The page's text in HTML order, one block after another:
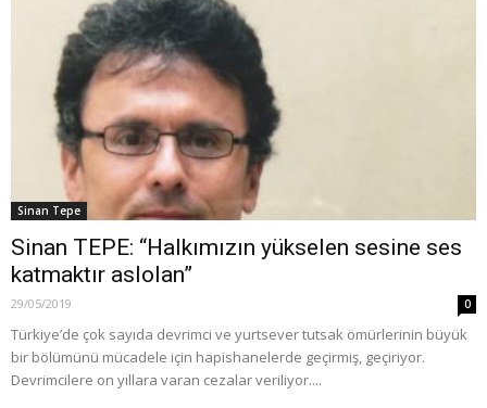
Sinan Tepe
Sinan TEPE: “Halkımızın yükselen sesine ses
katmaktır aslolan”
29/05/2019 0
Türkiye’de çok sayıda devrimci ve yurtsever tutsak ömürlerinin büyük
bir bölümünü mücadele için hapishanelerde geçirmiş, geçiriyor.
Devrimcilere on yıllara varan cezalar veriliyor....